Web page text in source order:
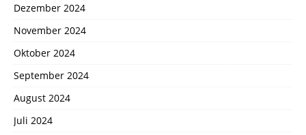
Dezember 2024
November 2024
Oktober 2024
September 2024
August 2024
Juli 2024